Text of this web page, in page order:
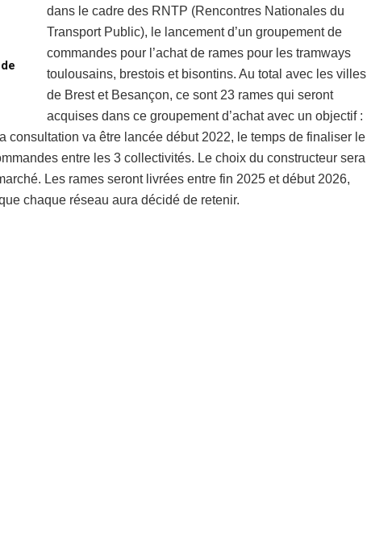
dans le cadre des RNTP (Rencontres Nationales du
Transport Public), le lancement d’un groupement de
commandes pour l’achat de rames pour les tramways
toulousains, brestois et bisontins. Au total avec les villes
de Brest et Besançon, ce sont 23 rames qui seront
acquises dans ce groupement d’achat avec un objectif :
consultation va être lancée début 2022, le temps de finaliser le
entre les 3 collectivités. Le choix du constructeur sera
Les rames seront livrées entre fin 2025 et début 2026,
chaque réseau aura décidé de retenir.